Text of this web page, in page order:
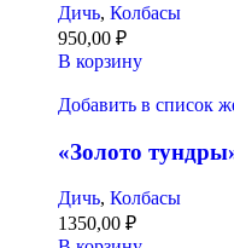
Дичь, Колбасы
950,00 ₽
В корзину
Добавить в список
«Золото
Дичь, Колбасы
1350,00 ₽